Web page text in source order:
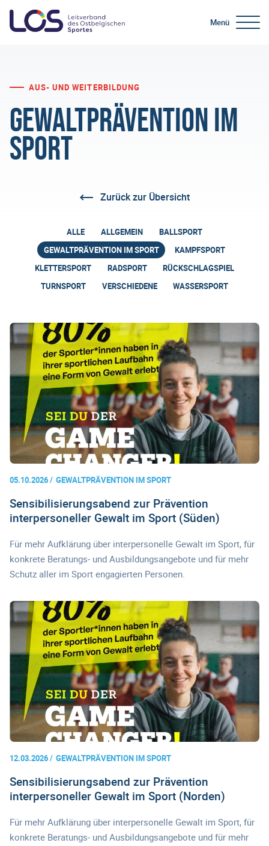
Menü
AUS- UND WEITERBILDUNG
Gewaltprävention im
Sport
Zurück zur Übersicht
ALLE ALLGEMEIN
BALLSPORT
GEWALTPRÄVENTION IM SPORT
KAMPFSPORT
KLETTERSPORT
RADSPORT
RÜCKSCHLAGSPIEL
TURNSPORT
VERSCHIEDENE WASSERSPORT
05.10.2026 GEWALTPRÄVENTION IM SPORT
Sensibilisierungsabend zur Prävention
interpersoneller Gewalt im Sport (Süden)
Für mehr Aufklärung über interpersonelle Gewalt im Sport, für
konkrete Beratungs- und Ausbildungsangebote und für mehr
Schutz aller im Sport engagierten Personen.
12.03.2026 GEWALTPRÄVENTION IM SPORT
Sensibilisierungsabend zur Prävention
interpersoneller Gewalt im Sport (Norden)
Für mehr Aufklärung über interpersonelle Gewalt im Sport, für
konkrete Beratungs- und Ausbildungsangebote und für mehr